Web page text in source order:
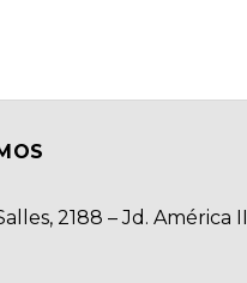
2188 – Jd. América II